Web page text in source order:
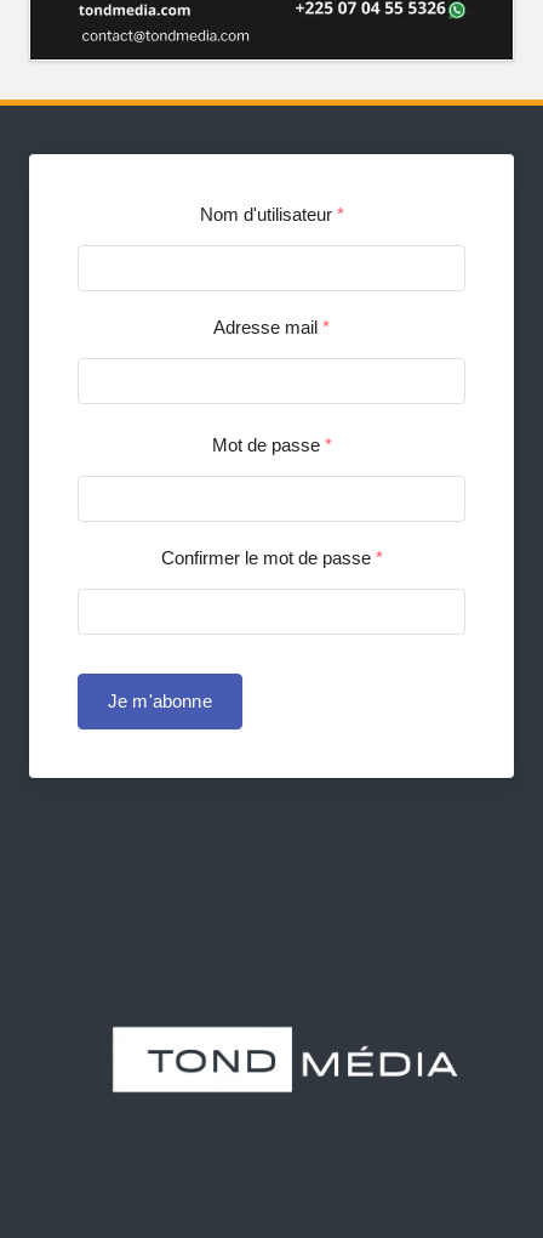
Nom d'utilisateur *
Adresse mail *
Mot de passe *
Confirmer le mot de passe *
Je m'abonne